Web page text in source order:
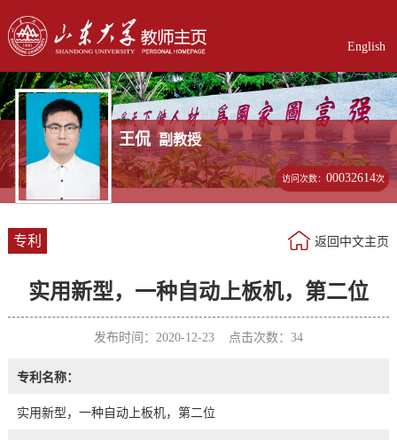
English
王侃 副教授
访问次数：00032614次
专利 返回中文主页
实用新型，一种自动上板机，第二位
发布时间：2020-12-23 点击次数： 34
专利名称：
实用新型，一种自动上板机，第二位